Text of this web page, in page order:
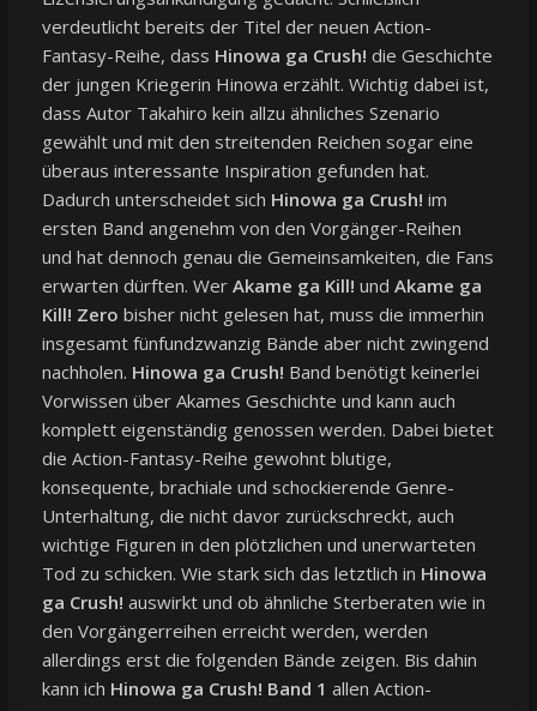
verdeutlicht bereits der Titel der neuen Action-
Fantasy-Reihe, dass Hinowa ga Crush! die Geschichte
der jungen Kriegerin Hinowa erzählt. Wichtig dabei ist,
dass Autor Takahiro kein allzu ähnliches Szenario
gewählt und mit den streitenden Reichen sogar eine
überaus interessante Inspiration gefunden hat.
Dadurch unterscheidet sich Hinowa ga Crush! im
ersten Band angenehm von den Vorgänger-Reihen
und hat dennoch genau die Gemeinsamkeiten, die Fans
erwarten dürften. Wer Akame ga Kill! und Akame ga
Kill! Zero bisher nicht gelesen hat, muss die immerhin
insgesamt fünfundzwanzig Bände aber nicht zwingend
nachholen. Hinowa ga Crush! Band benötigt keinerlei
Vorwissen über Akames Geschichte und kann auch
komplett eigenständig genossen werden. Dabei bietet
die Action-Fantasy-Reihe gewohnt blutige,
konsequente, brachiale und schockierende Genre-
Unterhaltung, die nicht davor zurückschreckt, auch
wichtige Figuren in den plötzlichen und unerwarteten
Tod zu schicken. Wie stark sich das letztlich in Hinowa
ga Crush! auswirkt und ob ähnliche Sterberaten wie in
den Vorgängerreihen erreicht werden, werden
allerdings erst die folgenden Bände zeigen. Bis dahin
kann ich Hinowa ga Crush! Band 1 allen Action-